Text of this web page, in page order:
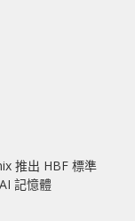
推出 HBF 標準
記憶體